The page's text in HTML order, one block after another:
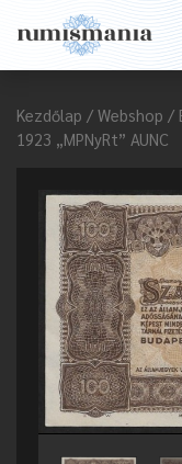
Kezdőlap / Webshop /
1923 „MPNyRt” AUNC